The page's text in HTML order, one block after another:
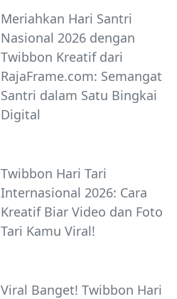
Meriahkan Hari Santri
Nasional 2026 dengan
Twibbon Kreatif dari
RajaFrame.com: Semangat
Santri dalam Satu Bingkai
Digital
Twibbon Hari Tari
Internasional 2026: Cara
Kreatif Biar Video dan Foto
Tari Kamu Viral!
Viral Banget! Twibbon Hari